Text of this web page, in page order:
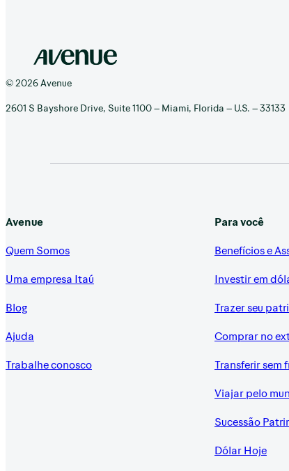
© 2026 Avenue
2601 S Bayshore Drive, Suite 1100 – Miami, Florida – U.S. – 33133
Avenue
Quem Somos
Uma empresa Itaú
Blog
Ajuda
Trabalhe conosco
Para você
Benefícios e
Investir em
Trazer seu
Comprar no
Transferir sem
Viajar pelo
Sucessão
Dólar Hoje